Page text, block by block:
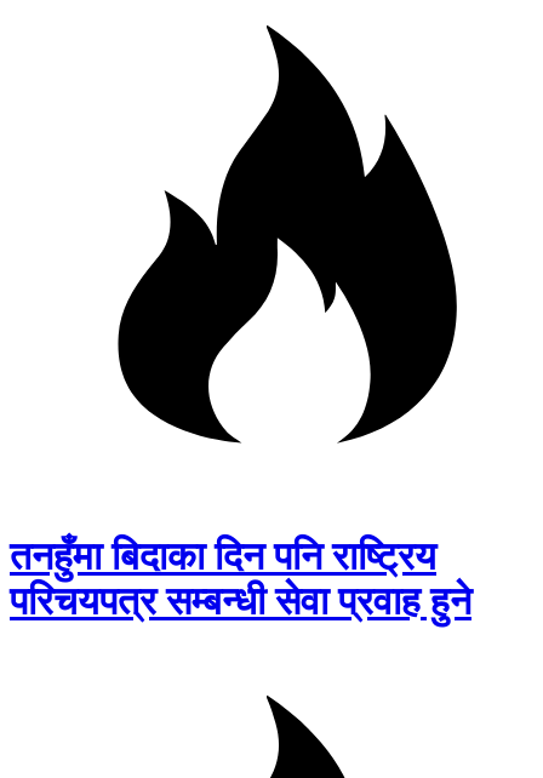
तनहुँमा बिदाका दिन पनि राष्ट्रिय
परिचयपत्र सम्बन्धी सेवा प्रवाह हुने